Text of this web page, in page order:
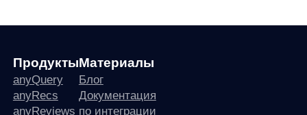
Вакансии
Лицензионный договор-оферта
Политика обработки персональных данных
Согласие на обработку персональных данных
Рекомендательные алгоритмы